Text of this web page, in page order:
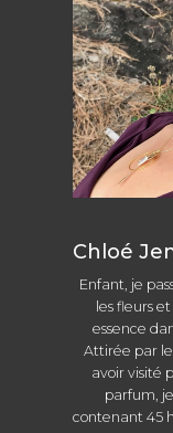
Chloé
Enfant, je
les fleurs
essence
Attirée par
avoir visité
parfum,
contenant 45